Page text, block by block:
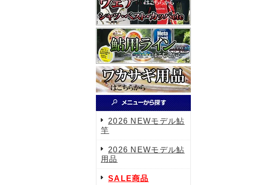
2026 NEWモデル鮎
竿
2026 NEWモデル鮎
用品
SALE商品